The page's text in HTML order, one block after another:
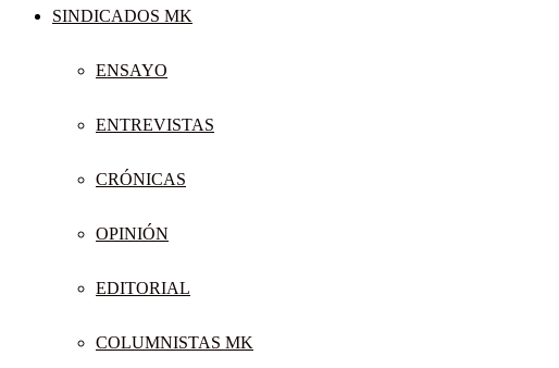
SINDICADOS MK
ENSAYO
ENTREVISTAS
CRÓNICAS
OPINIÓN
EDITORIAL
COLUMNISTAS MK